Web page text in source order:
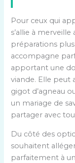
Pour ceux qui
s’allie à
préparations
accompagne
apportant une
viande. Elle peut
gigot d’agneau
un mariage de
partager avec
Du côté des
souhaitent
parfaitement à